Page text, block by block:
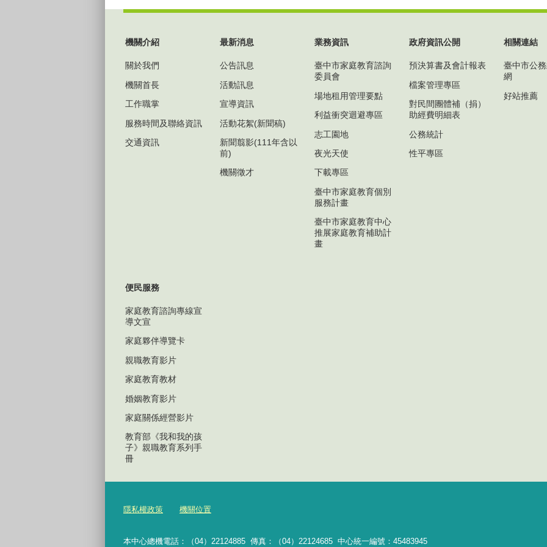
機關介紹
關於我們
機關首長
工作職掌
服務時間及聯絡資訊
交通資訊
最新消息
公告訊息
活動訊息
宣導資訊
活動花絮(新聞稿)
新聞翦影(111年含以
前)
機關徵才
業務資訊
臺中市家庭教育諮詢
委員會
場地租用管理要點
利益衝突迴避專區
志工園地
夜光天使
下載專區
臺中市家庭教育個別
服務計畫
臺中市家庭教育中心
推展家庭教育補助計
畫
政府資訊公開
預決算書及會計報表
檔案管理專區
對民間團體補（捐）
助經費明細表
公務統計
性平專區
相關連結
臺中市公
網
好站推薦
便民服務
家庭教育諮詢專線宣
導文宣
家庭夥伴導覽卡
親職教育影片
家庭教育教材
婚姻教育影片
家庭關係經營影片
教育部《我和我的孩
子》親職教育系列手
冊
隱私權政策 機關位置
本中心總機電話：（04）22124885 傳真：（04）22124685 中心統一編號：45483945